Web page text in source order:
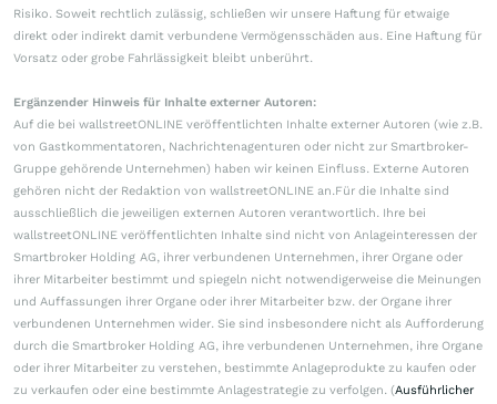
Risiko. Soweit rechtlich zulässig, schließen wir unsere Haftung für etwaige
direkt oder indirekt damit verbundene Vermögensschäden aus. Eine Haftung für
Vorsatz oder grobe Fahrlässigkeit bleibt unberührt.
Ergänzender Hinweis für Inhalte externer Autoren:
Auf die bei wallstreetONLINE veröffentlichten Inhalte externer Autoren (wie z.B.
von Gastkommentatoren, Nachrichtenagenturen oder nicht zur Smartbroker-
Gruppe gehörende Unternehmen) haben wir keinen Einfluss. Externe Autoren
gehören nicht der Redaktion von wallstreetONLINE an.Für die Inhalte sind
ausschließlich die jeweiligen externen Autoren verantwortlich. Ihre bei
wallstreetONLINE veröffentlichten Inhalte sind nicht von Anlageinteressen der
Smartbroker Holding AG, ihrer verbundenen Unternehmen, ihrer Organe oder
ihrer Mitarbeiter bestimmt und spiegeln nicht notwendigerweise die Meinungen
und Auffassungen ihrer Organe oder ihrer Mitarbeiter bzw. der Organe ihrer
verbundenen Unternehmen wider. Sie sind insbesondere nicht als Aufforderung
durch die Smartbroker Holding AG, ihre verbundenen Unternehmen, ihre Organe
oder ihrer Mitarbeiter zu verstehen, bestimmte Anlageprodukte zu kaufen oder
zu verkaufen oder eine bestimmte Anlagestrategie zu verfolgen. (Ausführlicher